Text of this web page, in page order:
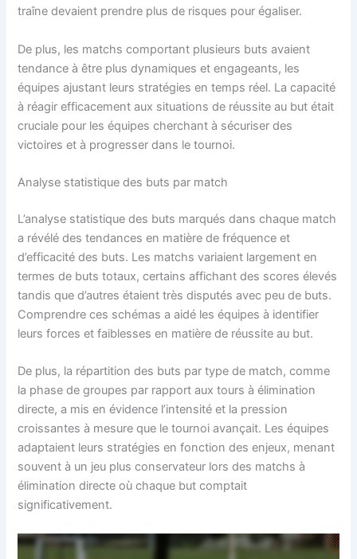
traîne devaient prendre plus de risques pour égaliser.
De plus, les matchs comportant plusieurs buts avaient
tendance à être plus dynamiques et engageants, les
équipes ajustant leurs stratégies en temps réel. La capacité
à réagir efficacement aux situations de réussite au but était
cruciale pour les équipes cherchant à sécuriser des
victoires et à progresser dans le tournoi.
Analyse statistique des buts par match
L’analyse statistique des buts marqués dans chaque match
a révélé des tendances en matière de fréquence et
d’efficacité des buts. Les matchs variaient largement en
termes de buts totaux, certains affichant des scores élevés
tandis que d’autres étaient très disputés avec peu de buts.
Comprendre ces schémas a aidé les équipes à identifier
leurs forces et faiblesses en matière de réussite au but.
De plus, la répartition des buts par type de match, comme
la phase de groupes par rapport aux tours à élimination
directe, a mis en évidence l’intensité et la pression
croissantes à mesure que le tournoi avançait. Les équipes
adaptaient leurs stratégies en fonction des enjeux, menant
souvent à un jeu plus conservateur lors des matchs à
élimination directe où chaque but comptait
significativement.